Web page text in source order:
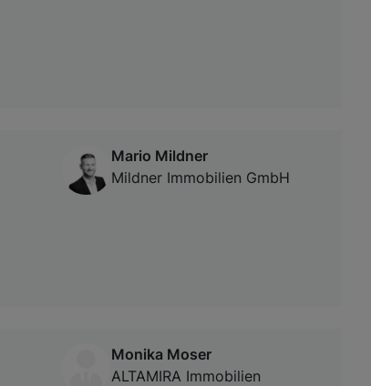
Mario Mildner
Mildner Immobilien GmbH
Monika Moser
ALTAMIRA Immobilien